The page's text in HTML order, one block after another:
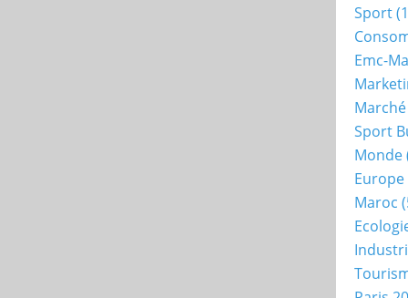
Sport
Emc-
Marché
Sport
Monde
Europe
Maroc